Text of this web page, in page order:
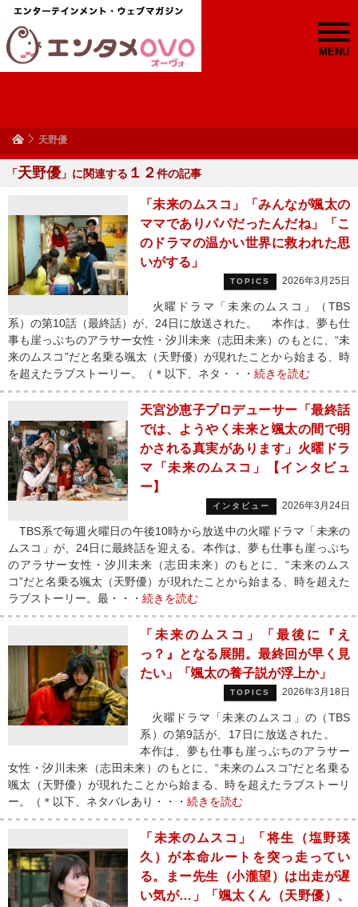
MENU
天野優
「天野優 」に関連する １２件の記事
「未来のムスコ」「みんなが颯太の
ママでありパパだったんだね」「こ
のドラマの温かい世界に救われた思
いがする」
TOPICS 2026年3月25日
火曜ドラマ「未来のムスコ」（TBS
系）の第10話（最終話）が、24日に放送された。 本作は、夢も仕
事も崖っぷちのアラサー女性・汐川未来（志田未来）のもとに、“未
来のムスコ”だと名乗る颯太（天野優）が現れたことから始まる、時
を超えたラブストーリー。（＊以下、ネタ・・・ 続きを読む
天宮沙恵子プロデューサー「最終話
では、ようやく未来と颯太の間で明
かされる真実があります」火曜ドラ
マ「未来のムスコ」【インタビュ
ー】
インタビュー 2026年3月24日
TBS系で毎週火曜日の午後10時から放送中の火曜ドラマ「未来の
ムスコ」が、24日に最終話を迎える。本作は、夢も仕事も崖っぷち
のアラサー女性・汐川未来（志田未来）のもとに、“未来のムス
コ”だと名乗る颯太（天野優）が現れたことから始まる、時を超えた
ラブストーリー。最・・・ 続きを読む
「未来のムスコ」「最後に『え
っ？』となる展開。最終回が早く見
たい」「颯太の養子説が浮上か」
TOPICS 2026年3月18日
火曜ドラマ「未来のムスコ」の（TBS
系）の第9話が、17日に放送された。
本作は、夢も仕事も崖っぷちのアラサー
女性・汐川未来（志田未来）のもとに、“未来のムスコ”だと名乗る
颯太（天野優）が現れたことから始まる、時を超えたラブストーリ
ー。（＊以下、ネタバレあり・・・ 続きを読む
「未来のムスコ」「将生（塩野瑛
久）が本命ルートを突っ走ってい
る。まー先生（小瀧望）は出走が遅
い気が…」「颯太くん（天野優）、